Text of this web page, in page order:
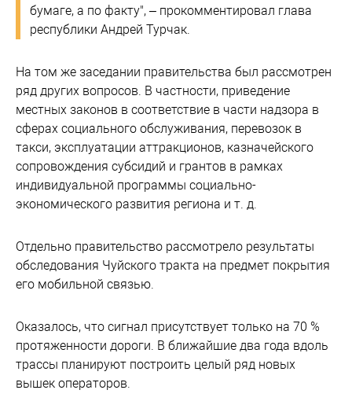
бумаге, а по факту", – прокомментировал глава
республики Андрей Турчак.
На том же заседании правительства был рассмотрен
ряд других вопросов. В частности, приведение
местных законов в соответствие в части надзора в
сферах социального обслуживания, перевозок в
такси, эксплуатации аттракционов, казначейского
сопровождения субсидий и грантов в рамках
индивидуальной программы социально-
экономического развития региона и т. д.
Отдельно правительство рассмотрело результаты
обследования Чуйского тракта на предмет покрытия
его мобильной связью.
Оказалось, что сигнал присутствует только на 70 %
протяженности дороги. В ближайшие два года вдоль
трассы планируют построить целый ряд новых
вышек операторов.